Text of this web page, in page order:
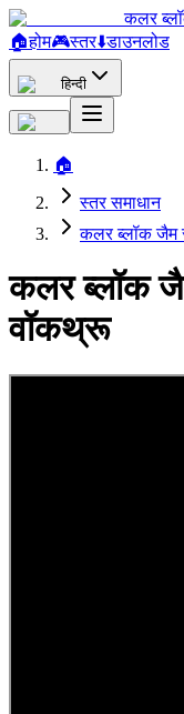
कलर
🏠होम🎮स्तर⬇️डाउनलोड
हिन्दी
🏠
स्तर समाधान
कलर ब्लॉक जैम
कलर ब्लॉक
वॉकथ्रू